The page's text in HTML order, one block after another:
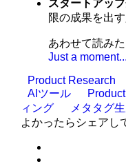
スタートアッ
限の成果を出
あわせて読み
Just a moment...
Product Research
AIツール
Product
ィング
メタタグ
よかったらシェアし